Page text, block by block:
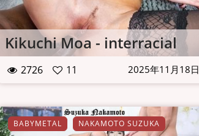
Kikuchi Moa - interracial
2726 11 2025年11月18日
BABYMETAL NAKAMOTO SUZUKA